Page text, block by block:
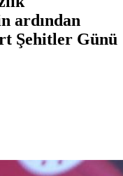
ardından
Şehitler Günü